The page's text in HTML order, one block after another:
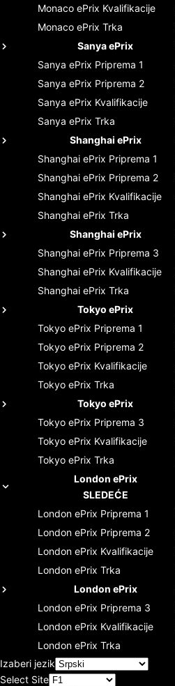
Monaco ePrix Kvalifikacije
Monaco ePrix Trka
Sanya ePrix
Sanya ePrix Priprema 1
Sanya ePrix Priprema 2
Sanya ePrix Kvalifikacije
Sanya ePrix Trka
Shanghai ePrix
Shanghai ePrix Priprema 1
Shanghai ePrix Priprema 2
Shanghai ePrix Kvalifikacije
Shanghai ePrix Trka
Shanghai ePrix
Shanghai ePrix Priprema 3
Shanghai ePrix Kvalifikacije
Shanghai ePrix Trka
Tokyo ePrix
Tokyo ePrix Priprema 1
Tokyo ePrix Priprema 2
Tokyo ePrix Kvalifikacije
Tokyo ePrix Trka
Tokyo ePrix
Tokyo ePrix Priprema 3
Tokyo ePrix Kvalifikacije
Tokyo ePrix Trka
London ePrix
SLEDEĆE
London ePrix Priprema 1
London ePrix Priprema 2
London ePrix Kvalifikacije
London ePrix Trka
London ePrix
London ePrix Priprema 3
London ePrix Kvalifikacije
London ePrix Trka
Izaberi jezik
Select Site